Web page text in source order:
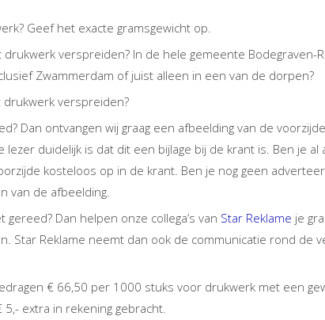
Geef het exacte gramsgewicht op.
drukwerk verspreiden? In de hele gemeente Bodegraven-
Zwammerdam of juist alleen in een van de dorpen?
drukwerk verspreiden?
Dan ontvangen wij graag een afbeelding van de
lezer duidelijk is dat dit een bijlage bij de krant is. Ben je
kosteloos op in de krant. Ben je nog geen
van de afbeelding.
Dan helpen onze collega’s van Star Reklame je
Star Reklame neemt dan ook de communicatie rond de
€ 66,50 per 1000 stuks voor drukwerk met een
extra in rekening gebracht.